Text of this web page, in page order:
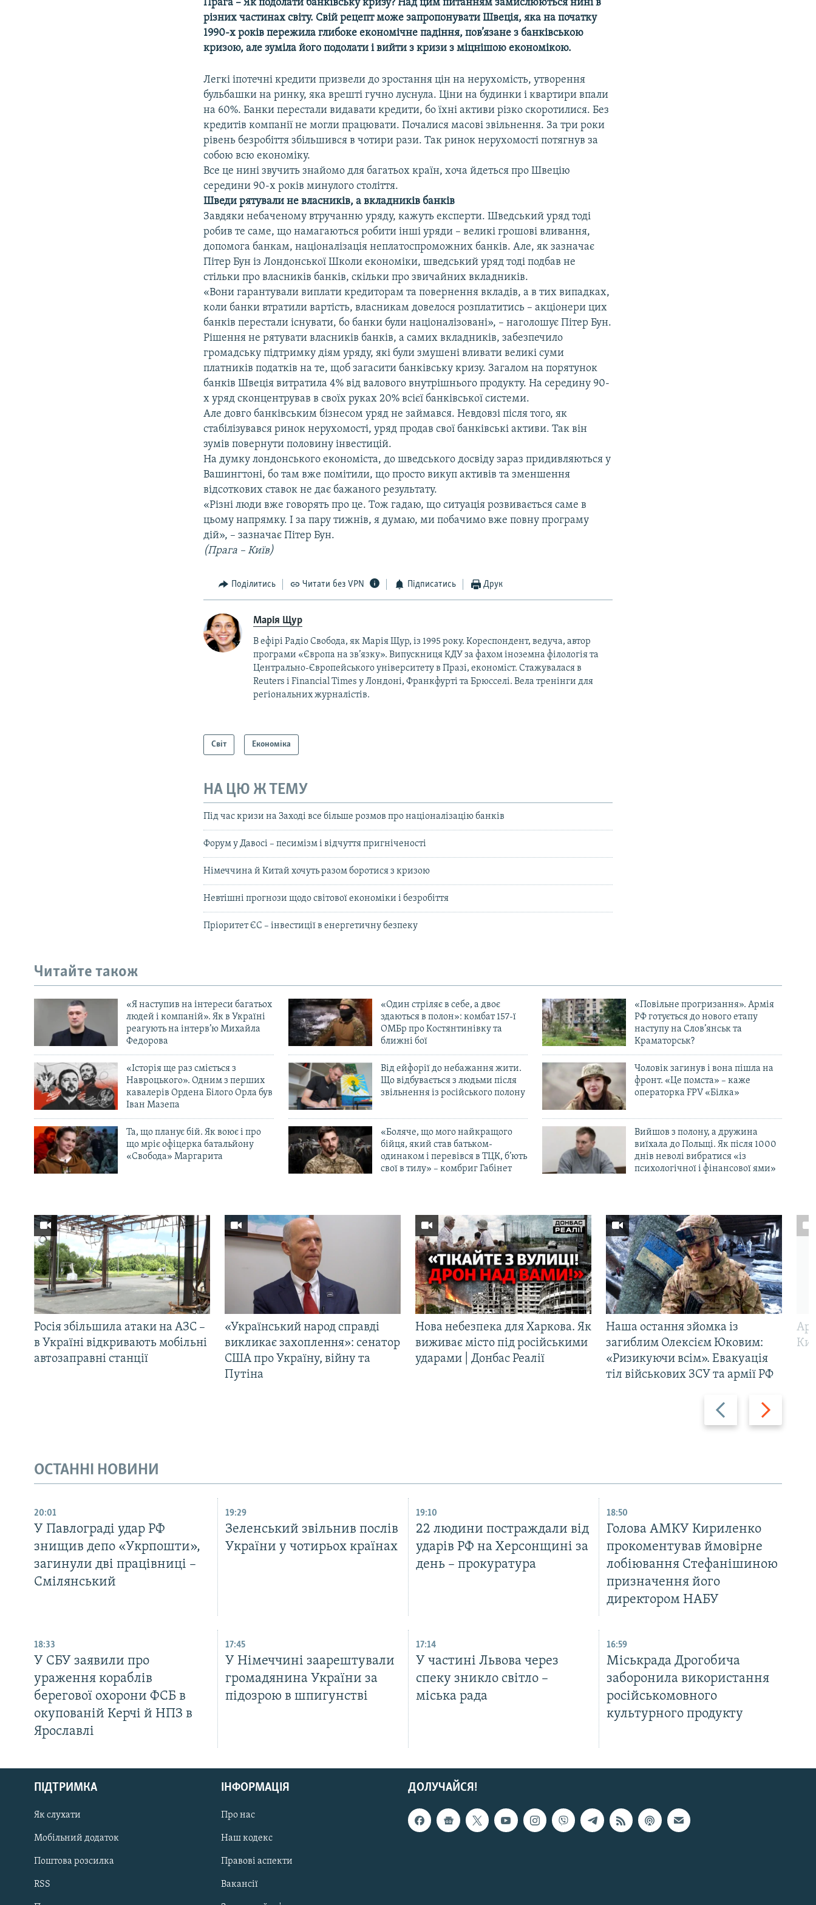
РУС
ДОЛУЧАЙСЯ!
Прага – Як подолати банківську кризу? Над цим питанням замислюються нині в
різних частинах світу. Свій рецепт може запропонувати Швеція, яка на початку
1990-х років пережила глибоке економічне падіння, пов’язане з банківською
кризою, але зуміла його подолати і вийти з кризи з міцнішою економікою.
Легкі іпотечні кредити призвели до зростання цін на нерухомість, утворення
бульбашки на ринку, яка врешті гучно луснула. Ціни на будинки і квартири впали
на 60%. Банки перестали видавати кредити, бо їхні активи різко скоротилися. Без
кредитів компанії не могли працювати. Почалися масові звільнення. За три роки
рівень безробіття збільшився в чотири рази. Так ринок нерухомості потягнув за
собою всю економіку.
Все це нині звучить знайомо для багатьох країн, хоча йдеться про Швецію
середини 90-х років минулого століття.
Шведи рятували не власників, а вкладників банків
Завдяки небаченому втручанню уряду, кажуть експерти. Шведський уряд тоді
робив те саме, що намагаються робити інші уряди – великі грошові вливання,
допомога банкам, націоналізація неплатоспроможних банків. Але, як зазначає
Пітер Бун із Лондонської Школи економіки, шведський уряд тоді подбав не
стільки про власників банків, скільки про звичайних вкладників.
«Вони гарантували виплати кредиторам та повернення вкладів, а в тих випадках,
коли банки втратили вартість, власникам довелося розплатитись – акціонери цих
банків перестали існувати, бо банки були націоналізовані», – наголошує Пітер Бун.
Рішення не рятувати власників банків, а самих вкладників, забезпечило
громадську підтримку діям уряду, які були змушені вливати великі суми
платників податків на те, щоб загасити банківську кризу. Загалом на порятунок
банків Швеція витратила 4% від валового внутрішнього продукту. На середину 90-
х уряд сконцентрував в своїх руках 20% всієї банківської системи.
Але довго банківським бізнесом уряд не займався. Невдовзі після того, як
стабілізувався ринок нерухомості, уряд продав свої банківські активи. Так він
зумів повернути половину інвестицій.
На думку лондонського економіста, до шведського досвіду зараз придивляються у
Вашингтоні, бо там вже помітили, що просто викуп активів та зменшення
відсоткових ставок не дає бажаного результату.
«Різні люди вже говорять про це. Тож гадаю, що ситуація розвивається саме в
цьому напрямку. І за пару тижнів, я думаю, ми побачимо вже повну програму
дій», – зазначає Пітер Бун.
(Прага – Київ)
Поділитись Читати без VPN Підписатись Друк
Марія Щур
В ефірі Радіо Свобода, як Марія Щур, із 1995 року. Кореспондент, ведуча, автор
програми «Європа на зв’язку». Випускниця КДУ за фахом іноземна філологія та
Центрально-Європейського університету в Празі, економіст. Стажувалася в
Reuters і Financial Times у Лондоні, Франкфурті та Брюсселі. Вела тренінги для
регіональних журналістів.
Світ Економіка
НА ЦЮ Ж ТЕМУ
Під час кризи на Заході все більше розмов про націоналізацію банків
Форум у Давосі – песимізм і відчуття пригніченості
Німеччина й Китай хочуть разом боротися з кризою
Невтішні прогнози щодо світової економіки і безробіття
Пріоритет ЄС – інвестиції в енергетичну безпеку
Читайте також
«Я наступив на інтереси багатьох
людей і компаній». Як в Україні
реагують на інтерв’ю Михайла
Федорова
«Один стріляє в себе, а двоє
здаються в полон»: комбат 157-ї
ОМБр про Костянтинівку та
ближні бої
«Повільне прогризання». Армія
РФ готується до нового етапу
наступу на Слов’янськ та
Краматорськ?
«Історія ще раз сміється з
Навроцького». Одним з перших
кавалерів Ордена Білого Орла був
Іван Мазепа
Від ейфорії до небажання жити.
Що відбувається з людьми після
звільнення із російського полону
Чоловік загинув і вона пішла на
фронт. «Це помста» – каже
операторка FPV «Білка»
Та, що планує бій. Як воює і про
що мріє офіцерка батальйону
«Свобода» Маргарита
«Боляче, що мого найкращого
бійця, який став батьком-
одинаком і перевівся в ТЦК, б’ють
свої в тилу» – комбриг Габінет
Вийшов з полону, а дружина
виїхала до Польщі. Як після 1000
днів неволі вибратися «із
психологічної і фінансової ями»
Назад Вперед
Росія збільшила атаки на АЗС –
в Україні відкривають мобільні
автозаправні станції
«Український народ справді
викликає захоплення»: сенатор
США про Україну, війну та
Путіна
Нова небезпека для Харкова. Як
виживає місто під російськими
ударами | Донбас Реалії
Наша остання зйомка із
загиблим Олексієм Юковим:
«Ризикуючи всім». Евакуація
тіл військових ЗСУ та армії РФ
ОСТАННІ НОВИНИ
20:01
У Павлограді удар РФ
знищив депо «Укрпошти»,
загинули дві працівниці –
Смілянський
19:29
Зеленський звільнив послів
України у чотирьох країнах
19:10
22 людини постраждали від
ударів РФ на Херсонщині за
день – прокуратура
18:50
Голова АМКУ Кириленко
прокоментував ймовірне
лобіювання Стефанішиною
призначення його
директором НАБУ
18:33
У СБУ заявили про
ураження кораблів
берегової охорони ФСБ в
окупованій Керчі й НПЗ в
Ярославлі
17:45
У Німеччині заарештували
громадянина України за
підозрою в шпигунстві
17:14
У частині Львова через
спеку зникло світло –
міська рада
16:59
Міськрада Дрогобича
заборонила використання
російськомовного
культурного продукту
ДОЛУЧАЙСЯ!
ПІДТРИМКА
Як слухати
Мобільний додаток
Поштова розсилка
RSS
ІНФОРМАЦІЯ
Про нас
Наш кодекс
Правові аспекти
Вакансії